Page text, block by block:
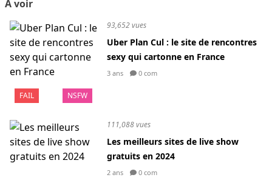
A voir
FAIL NSFW
93,652 vues
Uber Plan Cul : le site de rencontres
sexy qui cartonne en France
3 ans 0 com
111,088 vues
Les meilleurs sites de live show
gratuits en 2024
2 ans 0 com